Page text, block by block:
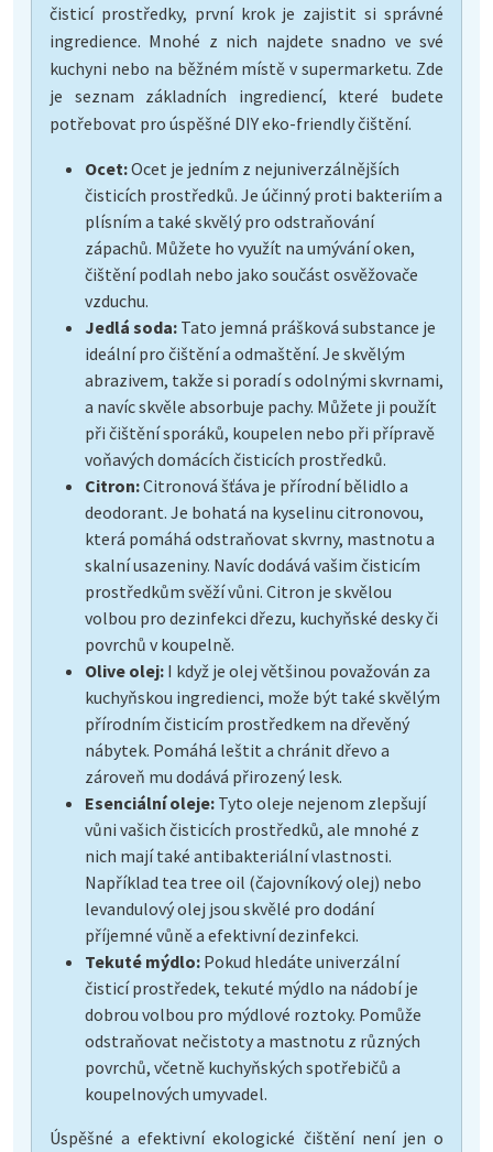
čisticí prostředky, první krok je zajistit si správné
ingredience. Mnohé z nich najdete snadno ve své
kuchyni nebo na běžném místě v supermarketu. Zde
je seznam základních ingrediencí, které budete
potřebovat pro úspěšné DIY eko-friendly čištění.
Ocet:Ocet je jedním z nejuniverzálnějších
čisticích prostředků. Je účinný proti bakteriím a
plísním a také skvělý pro odstraňování
zápachů. Můžete ho využít na umývání oken,
čištění podlah nebo jako součást osvěžovače
vzduchu.
Jedlá soda: Tato jemná prášková substance je
ideální pro čištění a odmaštění. Je skvělým
abrazivem, takže si poradí s odolnými skvrnami,
a navíc skvěle absorbuje pachy. Můžete ji použít
při čištění sporáků, koupelen nebo při přípravě
voňavých domácích čisticích prostředků.
Citron:Citronová šťáva je přírodní bělidlo a
deodorant. Je bohatá na kyselinu citronovou,
která pomáhá odstraňovat skvrny, mastnotu a
skalní usazeniny. Navíc dodává vašim čisticím
prostředkům svěží vůni. Citron je skvělou
volbou pro dezinfekci dřezu, kuchyňské desky či
povrchů v koupelně.
Olive olej: I když je olej většinou považován za
kuchyňskou ingredienci, može být také skvělým
přírodním čisticím prostředkem na dřevěný
nábytek. Pomáhá leštit a chránit dřevo a
zároveň mu dodává přirozený lesk.
Esenciální oleje: Tyto oleje nejenom zlepšují
vůni vašich čisticích prostředků, ale mnohé z
nich mají také antibakteriální vlastnosti.
Například tea tree oil (čajovníkový olej) nebo
levandulový olej jsou skvělé pro dodání
příjemné vůně a efektivní dezinfekci.
Tekuté mýdlo: Pokud hledáte univerzální
čisticí prostředek, tekuté mýdlo na nádobí je
dobrou volbou pro mýdlové roztoky. Pomůže
odstraňovat nečistoty a mastnotu z různých
povrchů, včetně kuchyňských spotřebičů a
koupelnových umyvadel.
Úspěšné a efektivní ekologické čištění není jen o